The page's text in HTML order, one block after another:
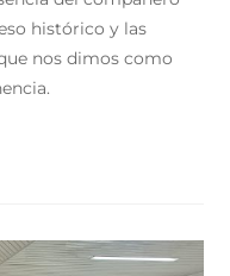
histórico y las
nos dimos como